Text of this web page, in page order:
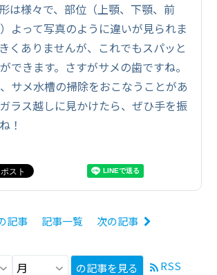
は様々で、部位（上顎、下顎、前
よって写真のように違いが見られま
くありませんが、これでもスパッと
できます。さすがサメの歯ですね。
サメ水槽の掃除をおこなうことがあ
ラス越しに見かけたら、ぜひ手を振
！
記事 記事一覧 次の記事
の記事を見る RSS